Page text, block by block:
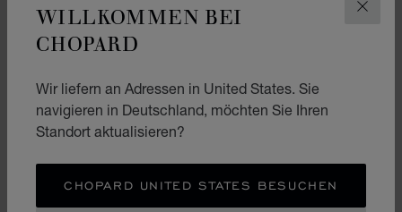
WILLKOMMEN BEI
CHOPARD
Wir liefern an Adressen in United States. Sie
navigieren in Deutschland, möchten Sie Ihren
Standort aktualisieren?
CHOPARD UNITED STATES BESUCHEN
KLANG DER EWIGKEIT